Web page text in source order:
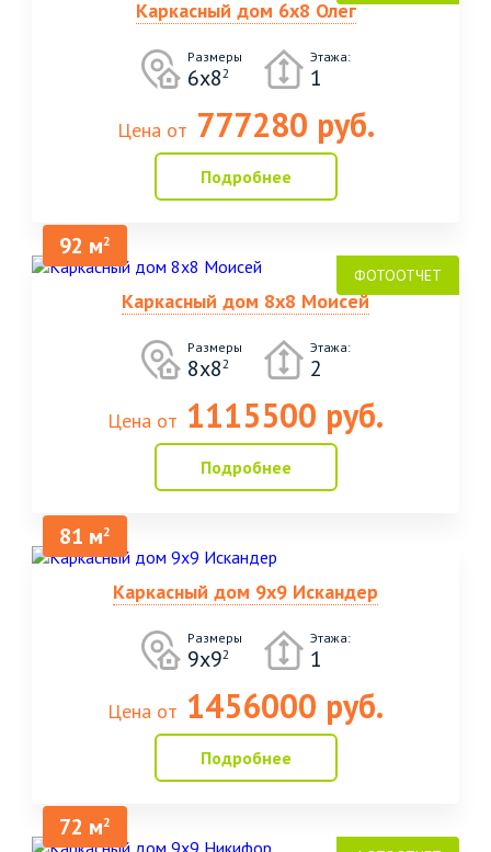
Каркасный дом 6х8 Олег
Размеры
6х82
Этажа:
1
Цена от 777280 руб.
Подробнее
92 м2
Каркасный дом 8х8 Моисей
Размеры
8х82
Этажа:
2
Цена от 1115500 руб.
Подробнее
81 м2
Каркасный дом 9х9 Искандер
Размеры
9х92
Этажа:
1
Цена от 1456000 руб.
Подробнее
72 м2